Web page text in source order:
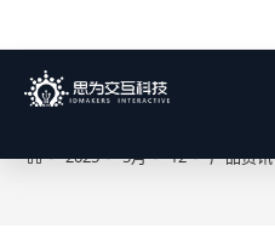
博客
> 2025 > 5月 > 12 > 产品资讯